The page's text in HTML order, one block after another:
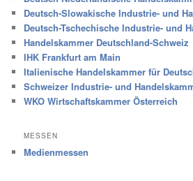
Deutsch-Slowakische Industrie- und
Deutsch-Tschechische Industrie- und
Handelskammer Deutschland-Schweiz
IHK Frankfurt am Main
Italienische Handelskammer für
Schweizer Industrie- und
WKO Wirtschaftskammer Österreich
MESSEN
Medienmessen